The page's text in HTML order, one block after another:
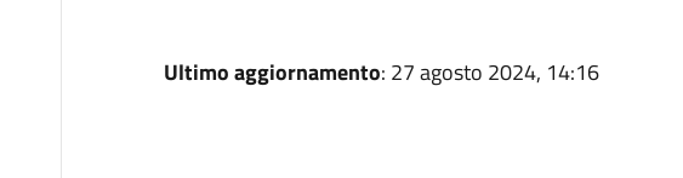
Ultimo aggiornamento: 27 agosto 2024, 14:16